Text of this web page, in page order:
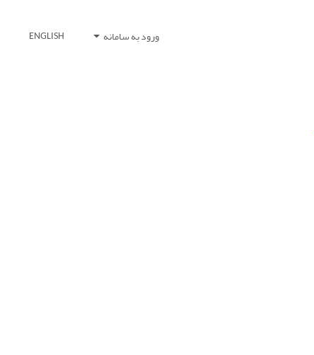
ورود به سامانه ENGLISH